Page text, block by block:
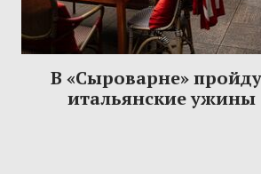
В «Сыроварне»
итальянские ужины